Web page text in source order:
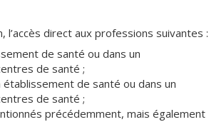
direct aux professions suivantes :
de santé ou dans un
de santé ;
de santé ou dans un
de santé ;
précédemment, mais également